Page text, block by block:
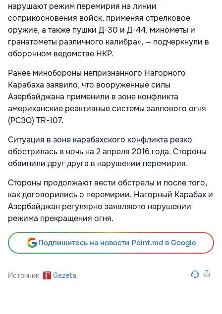
нарушают режим перемирия на линии
соприкосновения войск, применяя стрелковое
оружие, а также пушки Д-30 и Д-44, минометы и
гранатометы различного калибра», — подчеркнули в
оборонном ведомстве НКР.
Ранее минобороны непризнанного Нагорного
Карабаха заявило, что вооруженные силы
Азербайджана применили в зоне конфликта
американские реактивные системы залпового огня
(РСЗО) TR-107.
Ситуация в зоне карабахского конфликта резко
обострилась в ночь на 2 апреля 2016 года. Стороны
обвинили друг друга в нарушении перемирия.
Стороны продолжают вести обстрелы и после того,
как договорились о перемирии. Нагорный Карабах и
Азербайджан регулярно заявляюто нарушении
режима прекращения огня.
Подпишитесь на новости Point.md в Google
Источник Gazeta